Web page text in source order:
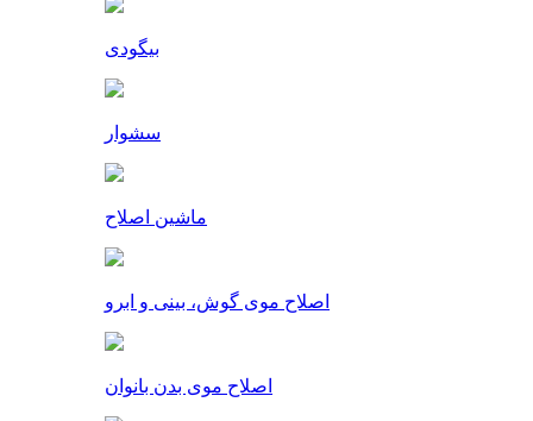
بیگودی
سشوار
ماشین اصلاح
اصلاح موی گوش، بینی و ابرو
اصلاح موی بدن بانوان